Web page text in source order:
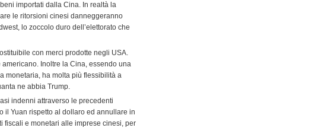
importati dalla Cina. In realtà la
le ritorsioni cinesi danneggeranno
lo zoccolo duro dell’elettorato che
con merci prodotte negli USA.
Inoltre la Cina, essendo una
monetaria, ha molta più flessibilità a
ne abbia Trump.
indenni attraverso le precedenti
il Yuan rispetto al dollaro ed annullare in
fiscali e monetari alle imprese cinesi, per